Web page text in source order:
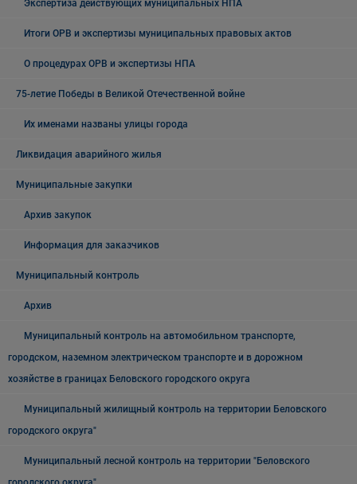
Экспертиза действующих муниципальных НПА
Итоги ОРВ и экспертизы муниципальных правовых актов
О процедурах ОРВ и экспертизы НПА
75-летие Победы в Великой Отечественной войне
Их именами названы улицы города
Ликвидация аварийного жилья
Муниципальные закупки
Архив закупок
Информация для заказчиков
Муниципальный контроль
Архив
Муниципальный контроль на автомобильном транспорте,
городском, наземном электрическом транспорте и в дорожном
хозяйстве в границах Беловского городского округа
Муниципальный жилищный контроль на территории Беловского
городского округа"
Муниципальный лесной контроль на территории "Беловского